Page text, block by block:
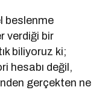
beslenme
verdiği bir
biliyoruz ki;
hesabı değil,
gerçekten ne